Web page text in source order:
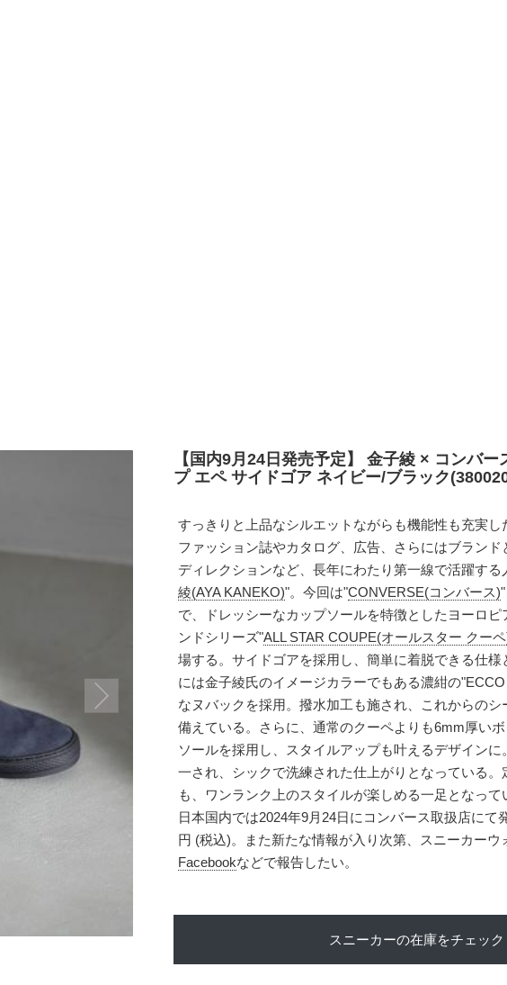
【国内9月24日発売予定】 金子綾 × コンバー
プ エペ サイドゴア ネイビー/ブラック
すっきりと上品なシルエットながらも機能性も充実し
ファッション誌やカタログ、広告、さらにはブランド
ディレクションなど、長年にわたり第一線で活躍する
綾(AYA KANEKO)"。今回は"CONVERSE(コンバース)
で、ドレッシーなカップソールを特徴としたヨーロピ
ンドシリーズ"ALL STAR COUPE(オールスター クー
場する。サイドゴアを採用し、簡単に着脱できる仕様
には金子綾氏のイメージカラーでもある濃紺の
なヌバックを採用。撥水加工も施され、これからの
備えている。さらに、通常のクーペよりも6mm厚い
ソールを採用し、スタイルアップも叶えるデザイン
一され、シックで洗練された仕上がりとなっている。
も、ワンランク上のスタイルが楽しめる一足となって
日本国内では2024年9月24日にコンバース取扱店にて
円 (税込)。また新たな情報が入り次第、スニーカーウ
Facebookなどで報告したい。
スニーカーの在庫をチェック